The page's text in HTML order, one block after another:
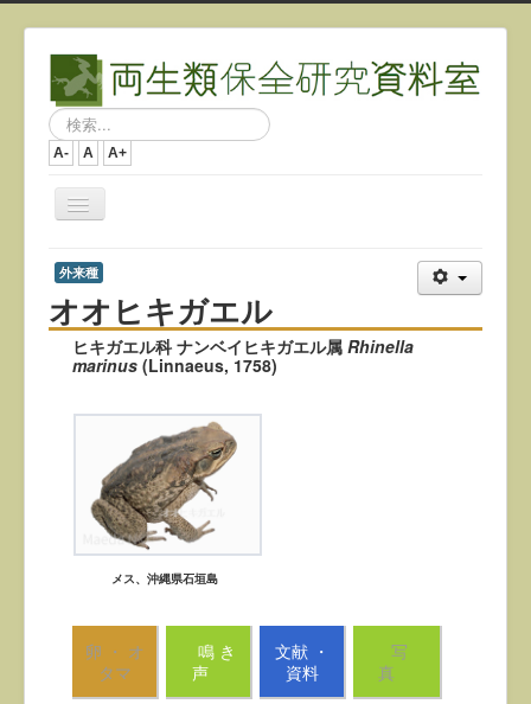
検
索...
A- A A+
ナ
ビ
ー
ョ
ン
を
切
替
外来種
オオヒキガエル
ヒキガエル科 ナンベイヒキガエル属 Rhinella
marinus (Linnaeus, 1758)
メス、沖縄県石垣島
卵 ・ オ
タマ
鳴 き
声
文献 ・
資料
写
真